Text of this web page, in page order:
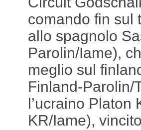
comando fin sul
allo spagnolo
Parolin/Iame),
meglio sul
Finland-Parolin/
l’ucraino
KR/Iame),